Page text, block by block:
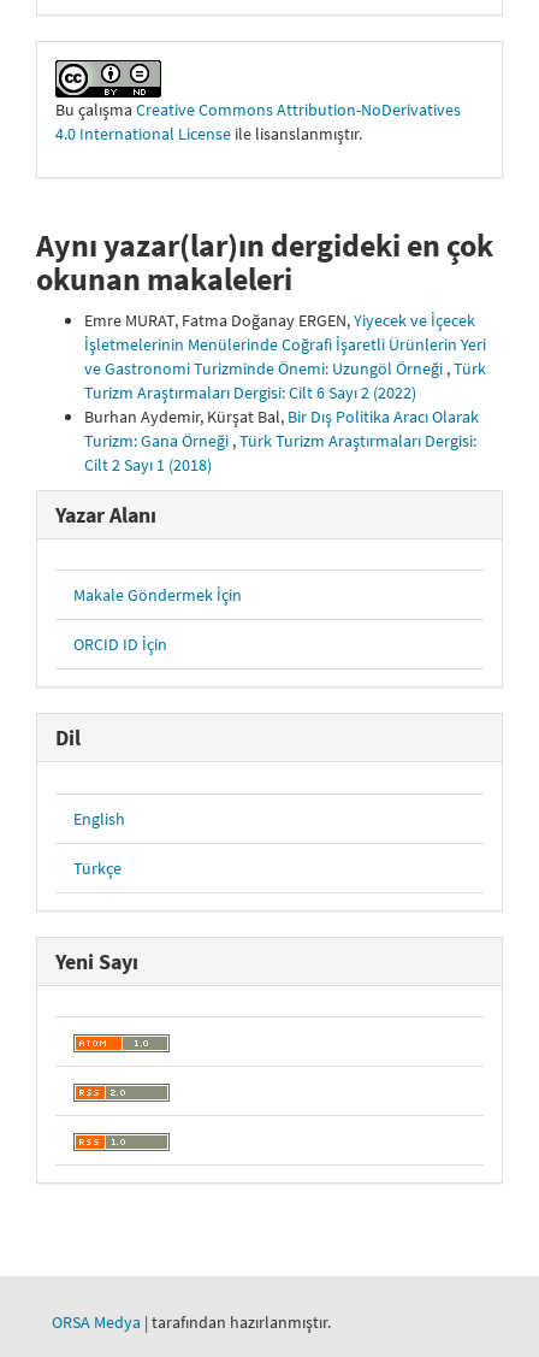
Bu çalışma Creative Commons Attribution-NoDerivatives
4.0 International License ile lisanslanmıştır.
Aynı yazar(lar)ın dergideki en çok
okunan makaleleri
Emre MURAT, Fatma Doğanay ERGEN,Yiyecek ve İçecek
İşletmelerinin Menülerinde Coğrafi İşaretli Ürünlerin Yeri
ve Gastronomi Turizminde Önemi: Uzungöl Örneği ,Türk
Turizm Araştırmaları Dergisi: Cilt 6 Sayı 2 (2022)
Burhan Aydemir, Kürşat Bal, Bir Dış Politika Aracı Olarak
Turizm: Gana Örneği ,Türk Turizm Araştırmaları Dergisi:
Cilt 2 Sayı 1 (2018)
Yazar Alanı
Makale Göndermek İçin
ORCID ID İçin
Dil
English
Türkçe
Yeni Sayı
ORSA Medya | tarafından hazırlanmıştır.